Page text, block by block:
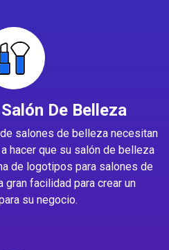
De Belleza
salones de belleza necesitan
hacer que su salón de belleza
de logotipos para salones de
facilidad para crear un
su negocio.